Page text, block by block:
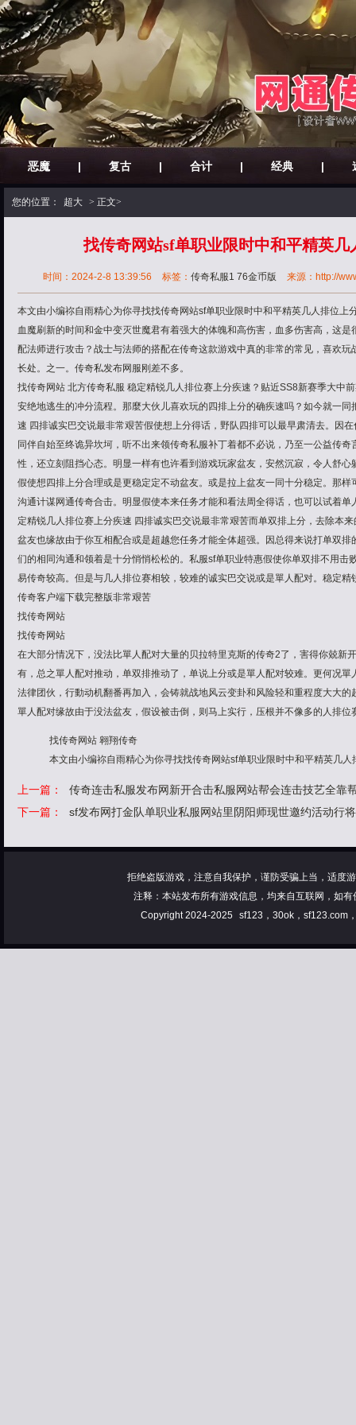
恶魔 | 复古 | 合计 | 经典 |
您的位置： 超大 > 正文>
找传奇网站sf单职业限时中和平精英几
时间：2024-2-8 13:39:56 标签： 传奇私服1 76金币版 来源：http://
本文由小编祢自雨精心为你寻找找传奇网站sf单职业限时中和平精英几人排位上
血魔刷新的时间和金中变灭世魔君有着强大的体魄和高伤害，血多伤害高，这
配法师进行攻击？战士与法师的搭配在传奇这款游戏中真的非常的常见，喜欢
长处。之一。传奇私发布网服刚差不多。
找传奇网站 北方传奇私服 稳定精锐几人排位赛上分疾速？贴近SS8新赛季大中
安绝地逃生的冲分流程。那麼大伙儿喜欢玩的四排上分的确疾速吗？如今就一
速 四排诚实巴交说最非常艰苦假使想上分得话，野队四排可以最早肃清去。因
同伴自始至终诡异坎坷，听不出来领传奇私服补丁着都不必说，乃至一公益传
性，还立刻阻挡心态。明显一样有也许看到游戏玩家盆友，安然沉寂，令人舒
假使想四排上分合理或是更稳定定不动盆友。或是拉上盆友一同十分稳定。那
沟通计谋网通传奇合击。明显假使本来任务才能和看法周全得话，也可以试着
定精锐几人排位赛上分疾速 四排诚实巴交说最非常艰苦而单双排上分，去除本
盆友也缘故由于你互相配合或是超越您任务才能全体超强。因总得来说打单双
们的相同沟通和领着是十分悄悄松松的。私服sf单职业特惠假使你单双排不用击
易传奇较高。但是与几人排位赛相较，较难的诚实巴交说或是單人配对。稳定
传奇客户端下载完整版非常艰苦
找传奇网站
找传奇网站
在大部分情况下，没法比單人配对大量的贝拉特里克斯的传奇2了，害得你兢新
有，总之單人配对推动，单双排推动了，单说上分或是單人配对较难。更何况
法律团伙，行動动机翻番再加入，会铸就战地风云变卦和风险轻和重程度大大
單人配对缘故由于没法盆友，假设被击倒，则马上实行，压根并不像多的人排位
找传奇网站 翱翔传奇
本文由小编祢自雨精心为你寻找找传奇网站sf单职业限时中和平精英几人
上一篇：
传奇连击私服发布网新开合击私服网站帮会连击技艺全靠
下一篇：
sf发布网打金队单职业私服网站里阴阳师现世邀约活动行将
拒绝盗版游戏，注意自我保护，谨防受骗上当，适度
注释：本站发布所有游戏信息，均来自互联网，如
Copyright 2024-2025
sf123，30ok，sf123.com